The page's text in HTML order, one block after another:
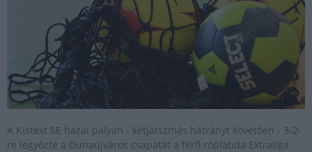
A Kistext SE hazai pályán - kétjátszmás hátrányt követően - 3-2-
re legyőzte a Dunaújváros csapatát a férfi röplabda Extraliga